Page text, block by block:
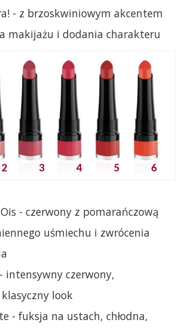
- z brzoskwiniowym akcentem
makijażu i dodania charakteru
- czerwony z pomarańczową
uśmiechu i zwrócenia
intensywny czerwony,
look
- fuksja na ustach, chłodna,